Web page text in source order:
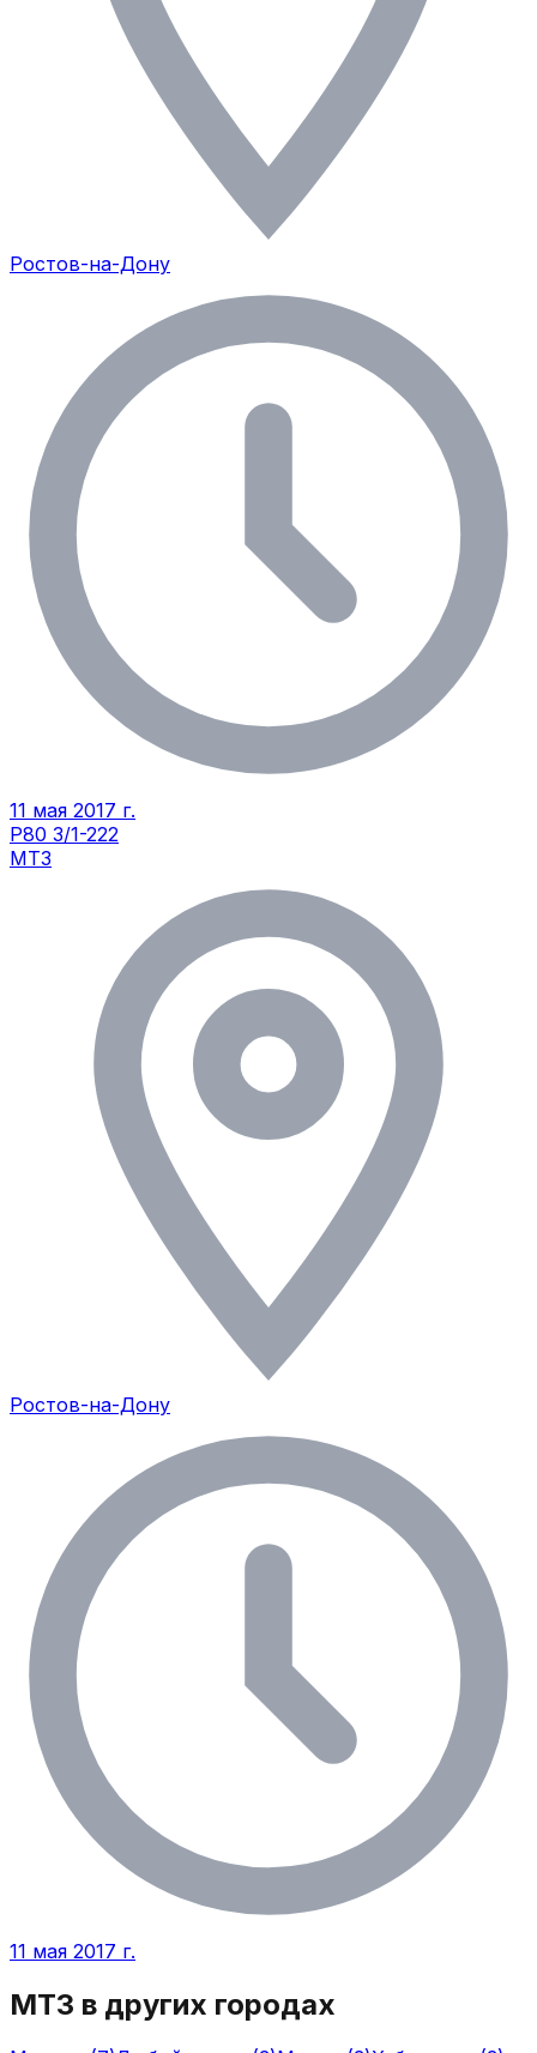
Ростов-на-Дону
11 мая 2017 г.
Р80 3/1-222
МТЗ
Ростов-на-Дону
11 мая 2017 г.
МТЗ в других городах